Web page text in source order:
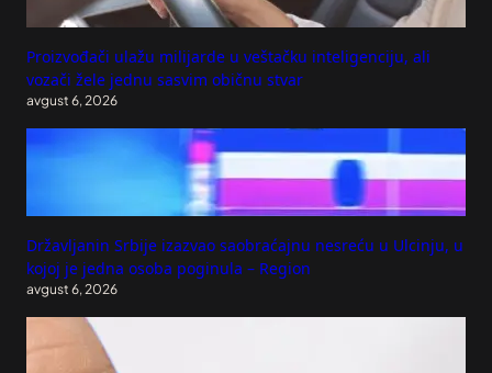
Proizvođači ulažu milijarde u veštačku inteligenciju, ali
vozači žele jednu sasvim običnu stvar
avgust 6, 2026
Državljanin Srbije izazvao saobraćajnu nesreću u Ulcinju, u
kojoj je jedna osoba poginula – Region
avgust 6, 2026